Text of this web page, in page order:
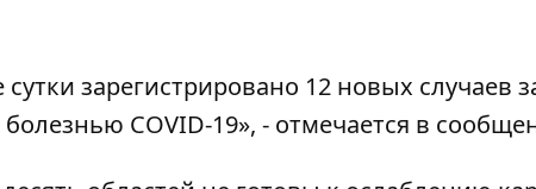
зарегистрировано 12 новых случаев
COVID-19», - отмечается в